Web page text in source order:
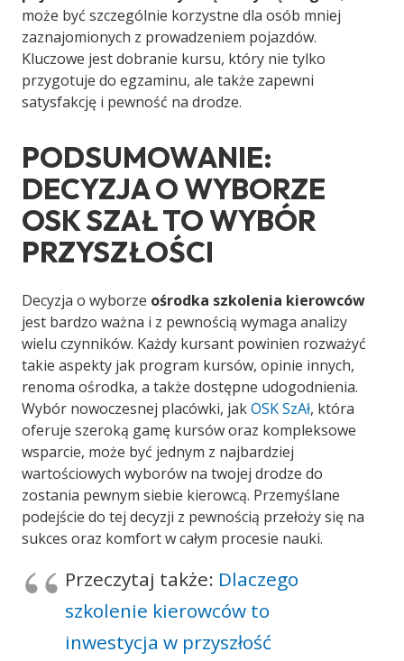
może być szczególnie korzystne dla osób mniej
zaznajomionych z prowadzeniem pojazdów.
Kluczowe jest dobranie kursu, który nie tylko
przygotuje do egzaminu, ale także zapewni
satysfakcję i pewność na drodze.
PODSUMOWANIE:
DECYZJA O WYBORZE
OSK SZAŁ TO WYBÓR
PRZYSZŁOŚCI
Decyzja o wyborze ośrodka szkolenia kierowców
jest bardzo ważna i z pewnością wymaga analizy
wielu czynników. Każdy kursant powinien rozważyć
takie aspekty jak program kursów, opinie innych,
renoma ośrodka, a także dostępne udogodnienia.
Wybór nowoczesnej placówki, jakOSK SzAł, która
oferuje szeroką gamę kursów oraz kompleksowe
wsparcie, może być jednym z najbardziej
wartościowych wyborów na twojej drodze do
zostania pewnym siebie kierowcą. Przemyślane
podejście do tej decyzji z pewnością przełoży się na
sukces oraz komfort w całym procesie nauki.
Przeczytaj także: Dlaczego
szkolenie kierowców to
inwestycja w przyszłość